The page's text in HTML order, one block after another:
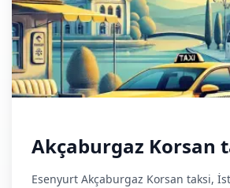
Akçaburgaz Korsan
Esenyurt Akçaburgaz Korsan taksi,